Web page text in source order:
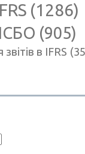
(1286)
(905)
в IFRS